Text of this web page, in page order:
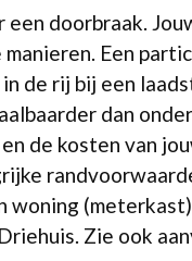
doorbraak.
Een
de rij bij een
dan
de kosten van
woning
Zie ook